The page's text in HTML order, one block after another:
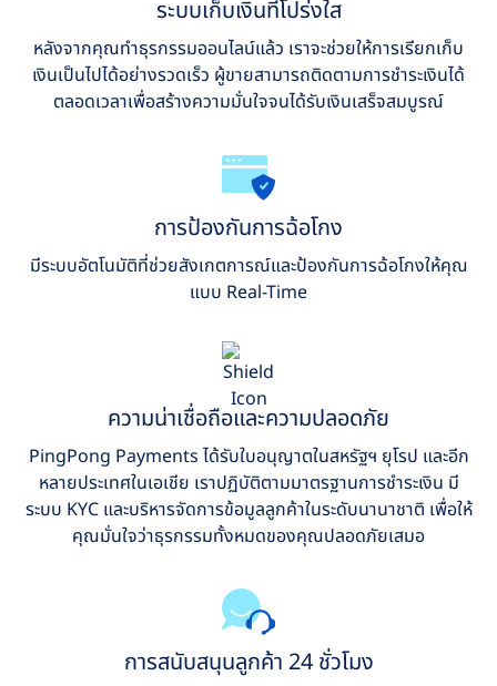
ระบบเก็บเงินที่โปร่งใส
หลังจากคุณทำธุรกรรมออนไลน์แล้ว เราจะช่วยให้การเรียกเก็บ
เงินเป็นไปได้อย่างรวดเร็ว ผู้ขายสามารถติดตามการชำระเงินได้
ตลอดเวลาเพื่อสร้างความมั่นใจจนได้รับเงินเสร็จสมบูรณ์
การป้องกันการฉ้อโกง
มีระบบอัตโนมัติที่ช่วยสังเกตการณ์และป้องกันการฉ้อโกงให้คุณ
แบบ Real-Time
ความน่าเชื่อถือและความปลอดภัย
PingPong Payments ได้รับใบอนุญาตในสหรัฐฯ ยุโรป และอีก
หลายประเทศในเอเชีย เราปฏิบัติตามมาตรฐานการชำระเงิน มี
ระบบ KYC และบริหารจัดการข้อมูลลูกค้าในระดับนานาชาติ เพื่อให้
คุณมั่นใจว่าธุรกรรมทั้งหมดของคุณปลอดภัยเสมอ
การสนับสนุนลูกค้า 24 ชั่วโมง